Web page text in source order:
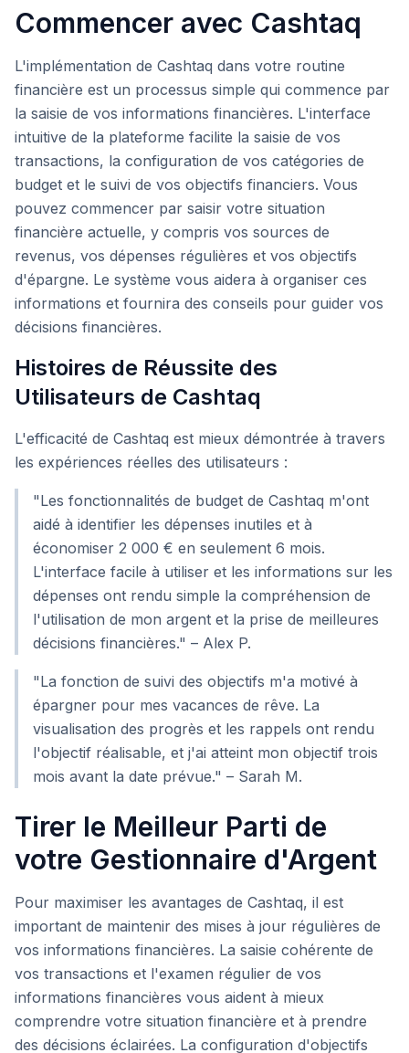
Commencer avec Cashtaq
L'implémentation de Cashtaq dans votre routine
financière est un processus simple qui commence par
la saisie de vos informations financières. L'interface
intuitive de la plateforme facilite la saisie de vos
transactions, la configuration de vos catégories de
budget et le suivi de vos objectifs financiers. Vous
pouvez commencer par saisir votre situation
financière actuelle, y compris vos sources de
revenus, vos dépenses régulières et vos objectifs
d'épargne. Le système vous aidera à organiser ces
informations et fournira des conseils pour guider vos
décisions financières.
Histoires de Réussite des
Utilisateurs de Cashtaq
L'efficacité de Cashtaq est mieux démontrée à travers
les expériences réelles des utilisateurs :
"Les fonctionnalités de budget de Cashtaq m'ont
aidé à identifier les dépenses inutiles et à
économiser 2 000 € en seulement 6 mois.
L'interface facile à utiliser et les informations sur les
dépenses ont rendu simple la compréhension de
l'utilisation de mon argent et la prise de meilleures
décisions financières." – Alex P.
"La fonction de suivi des objectifs m'a motivé à
épargner pour mes vacances de rêve. La
visualisation des progrès et les rappels ont rendu
l'objectif réalisable, et j'ai atteint mon objectif trois
mois avant la date prévue." – Sarah M.
Tirer le Meilleur Parti de
votre Gestionnaire d'Argent
Pour maximiser les avantages de Cashtaq, il est
important de maintenir des mises à jour régulières de
vos informations financières. La saisie cohérente de
vos transactions et l'examen régulier de vos
informations financières vous aident à mieux
comprendre votre situation financière et à prendre
des décisions éclairées. La configuration d'objectifs